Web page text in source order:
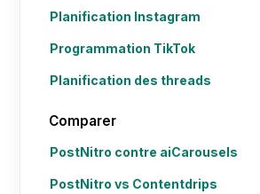
Planification Instagram
Programmation TikTok
Planification des threads
Comparer
PostNitro contre aiCarousels
PostNitro vs Contentdrips